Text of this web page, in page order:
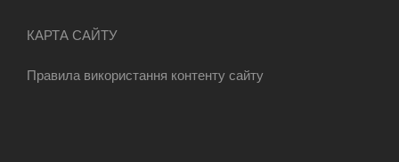
КАРТА САЙТУ
Правила використання контенту сайту